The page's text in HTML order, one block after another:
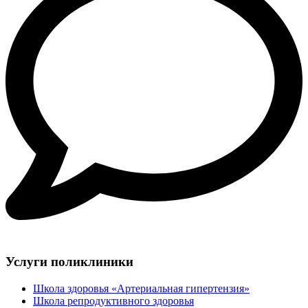
Услуги поликлиники
Школа здоровья «Артериальная гипертензия»
Школа репродуктивного здоровья